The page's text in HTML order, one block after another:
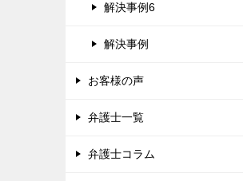
解決事例6
解決事例
お客様の声
弁護士一覧
弁護士コラム